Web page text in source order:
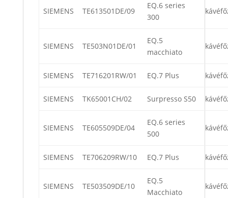
SIEMENS TE613501DE/09
EQ.6 series
300
SIEMENS TE503N01DE/01
EQ.5
macchiato
SIEMENS TE716201RW/01 EQ.7 Plus
SIEMENS TK65001CH/02 Surpresso S50
SIEMENS TE605509DE/04
EQ.6 series
500
SIEMENS TE706209RW/10 EQ.7 Plus
SIEMENS TE503509DE/10
EQ.5
Macchiato